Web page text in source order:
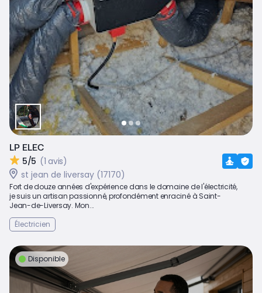
LP ELEC
5/5 (1 avis)
st jean de liversay (17170)
Fort de douze années d'expérience dans le domaine de l'électricité,
je suis un artisan passionné, profondément enraciné à Saint-
Jean-de-Liversay. Mon...
Électricien
Disponible